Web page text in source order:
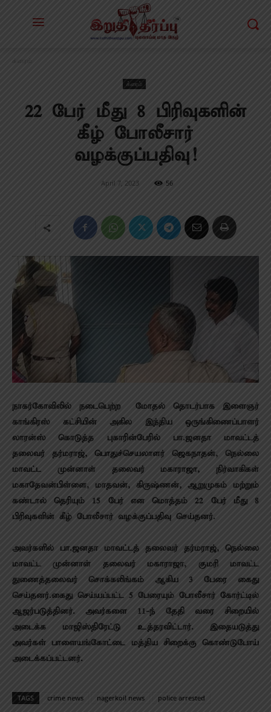
க்ரைம்
22 பேர் மீது 8 பிரிவுகளின்
கீழ் போலீசார்
வழக்குப்பதிவு!
April 7, 2023 56
நாகர்கோவிலில் நடைபெற்ற மோதல் தொடர்பாக இளைஞர்
காங்கிரஸ் கட்சியின் அகில இந்திய ஒருங்கிணைப்பாளர்
லாரன்ஸ் கொடுத்த புகாரின்பேரில் பா.ஜனதா மாவட்டத்
தலைவர் தர்மராஜ், பொதுச்செயலாளர் ஜெகநாதன், நெல்லை
மாவட்ட முன்னாள் தலைவர் மகாராஜா, நிர்வாகிகள்
மகாதேவன்பிள்ளை, மாதவன், கிருஷ்ணன், ஆறுமுகம் மற்றும்
கண்டால் தெரியும் 15 பேர் என மொத்தம் 22 பேர் மீது 8
பிரிவுகளின் கீழ் போலீசார் வழக்குப்பதிவு செய்தனர்.
அவர்களில் பா.ஜனதா மாவட்டத் தலைவர் தர்மராஜ், நெல்லை
மாவட்ட முன்னாள் தலைவர் மகாராஜா, குமரி மாவட்ட
துணைத்தலைவர் சொக்கலிங்கம் ஆகிய 3 பேரை கைது
செய்தனர்.கைது செய்யப்பட்ட 5 பேரையும் போலீசார் கோர்ட்டில்
ஆஜர்படுத்தினர். அவர்களை 11-ந் தேதி வரை சிறையில்
அடைக்க மாஜிஸ்திரேட்டு உத்தரவிட்டார். இதையடுத்து
அவர்கள் பாளையங்கோட்டை மத்திய சிறைக்கு கொண்டுபோய்
அடைக்கப்பட்டனர்.
TAGS crime news nagerkoil news police arrested